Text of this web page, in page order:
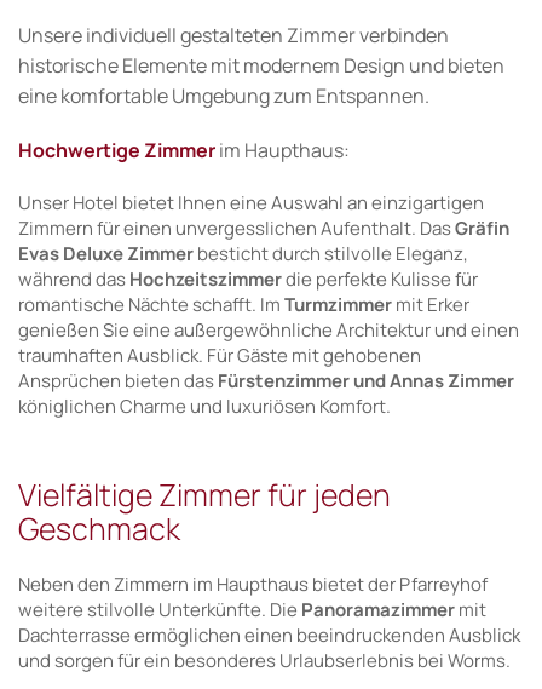
Unsere individuell gestalteten Zimmer verbinden
historische Elemente mit modernem Design und bieten
eine komfortable Umgebung zum Entspannen.
Hochwertige Zimmerim Haupthaus:
Unser Hotel bietet Ihnen eine Auswahl an einzigartigen
Zimmern für einen unvergesslichen Aufenthalt. DasGräfin
Evas Deluxe Zimmerbesticht durch stilvolle Eleganz,
während dasHochzeitszimmerdie perfekte Kulisse für
romantische Nächte schafft. ImTurmzimmermit Erker
genießen Sie eine außergewöhnliche Architektur und einen
traumhaften Ausblick. Für Gäste mit gehobenen
Ansprüchen bieten dasFürstenzimmer und Annas Zimmer
königlichen Charme und luxuriösen Komfort.
Vielfältige Zimmer für jeden
Geschmack
Neben den Zimmern im Haupthaus bietet der Pfarreyhof
weitere stilvolle Unterkünfte. Die Panoramazimmermit
Dachterrasse ermöglichen einen beeindruckenden Ausblick
und sorgen für ein besonderes Urlaubserlebnis bei Worms.